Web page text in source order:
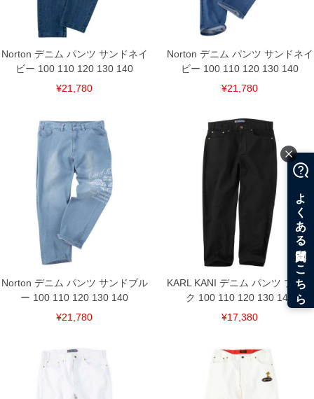
Norton デニム パンツ サンドネイ
ビー 100 110 120 130 140
¥21,780
Norton デニム パンツ サンドネイ
ビー 100 110 120 130 140
¥21,780
Norton デニム パンツ サンドブル
ー 100 110 120 130 140
¥21,780
KARL KANI デニム パンツ ブラッ
ク 100 110 120 130 140
¥17,380